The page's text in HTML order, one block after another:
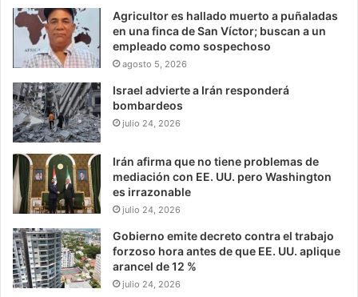
Agricultor es hallado muerto a puñaladas
en una finca de San Víctor; buscan a un
empleado como sospechoso
agosto 5, 2026
Israel advierte a Irán responderá
bombardeos
julio 24, 2026
Irán afirma que no tiene problemas de
mediación con EE. UU. pero Washington
es irrazonable
julio 24, 2026
Gobierno emite decreto contra el trabajo
forzoso hora antes de que EE. UU. aplique
arancel de 12 %
julio 24, 2026